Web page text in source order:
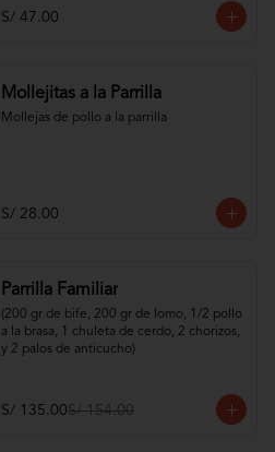
S/ 47.00
Mollejitas a la Parrilla
Mollejas de pollo a la parrilla
S/ 28.00
Parrilla Familiar
(200 gr de bife, 200 gr de lomo, 1/2 pollo
a la brasa, 1 chuleta de cerdo, 2 chorizos,
y 2 palos de anticucho)
S/ 135.00S/ 154.00